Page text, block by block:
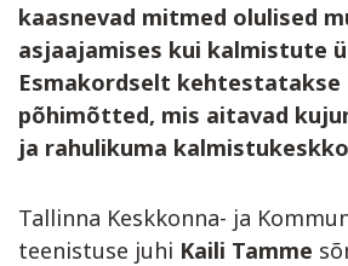
kaasnevad mitmed olulised
asjaajamises kui kalmistute
Esmakordselt kehtestatakse
põhimõtted, mis aitavad
ja rahulikuma
Tallinna Keskkonna- ja
teenistuse juhi Kaili Tamme